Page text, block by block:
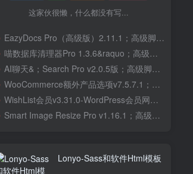
这家伙很懒，什么都没有写...
EazyDocs Pro（高级版）2.11.1；高级脚本、插件和；移动
喵数据库清理器Pro 1.3.6&raquo；高级脚本、插件和；移动
AI聊天&；Search Pro v2.0.5版；高级脚本、插件和；移动
WooCommerce额外产品选项v7.5.7.1；高级脚本、插件和；移动
WishList会员v3.31.0-WordPress会员网站；高级脚本、插件和；移动
Smart Image Resize Pro v1.16.1；高级脚本、插件和；移动
Lonyo-Sass和软件Html模板